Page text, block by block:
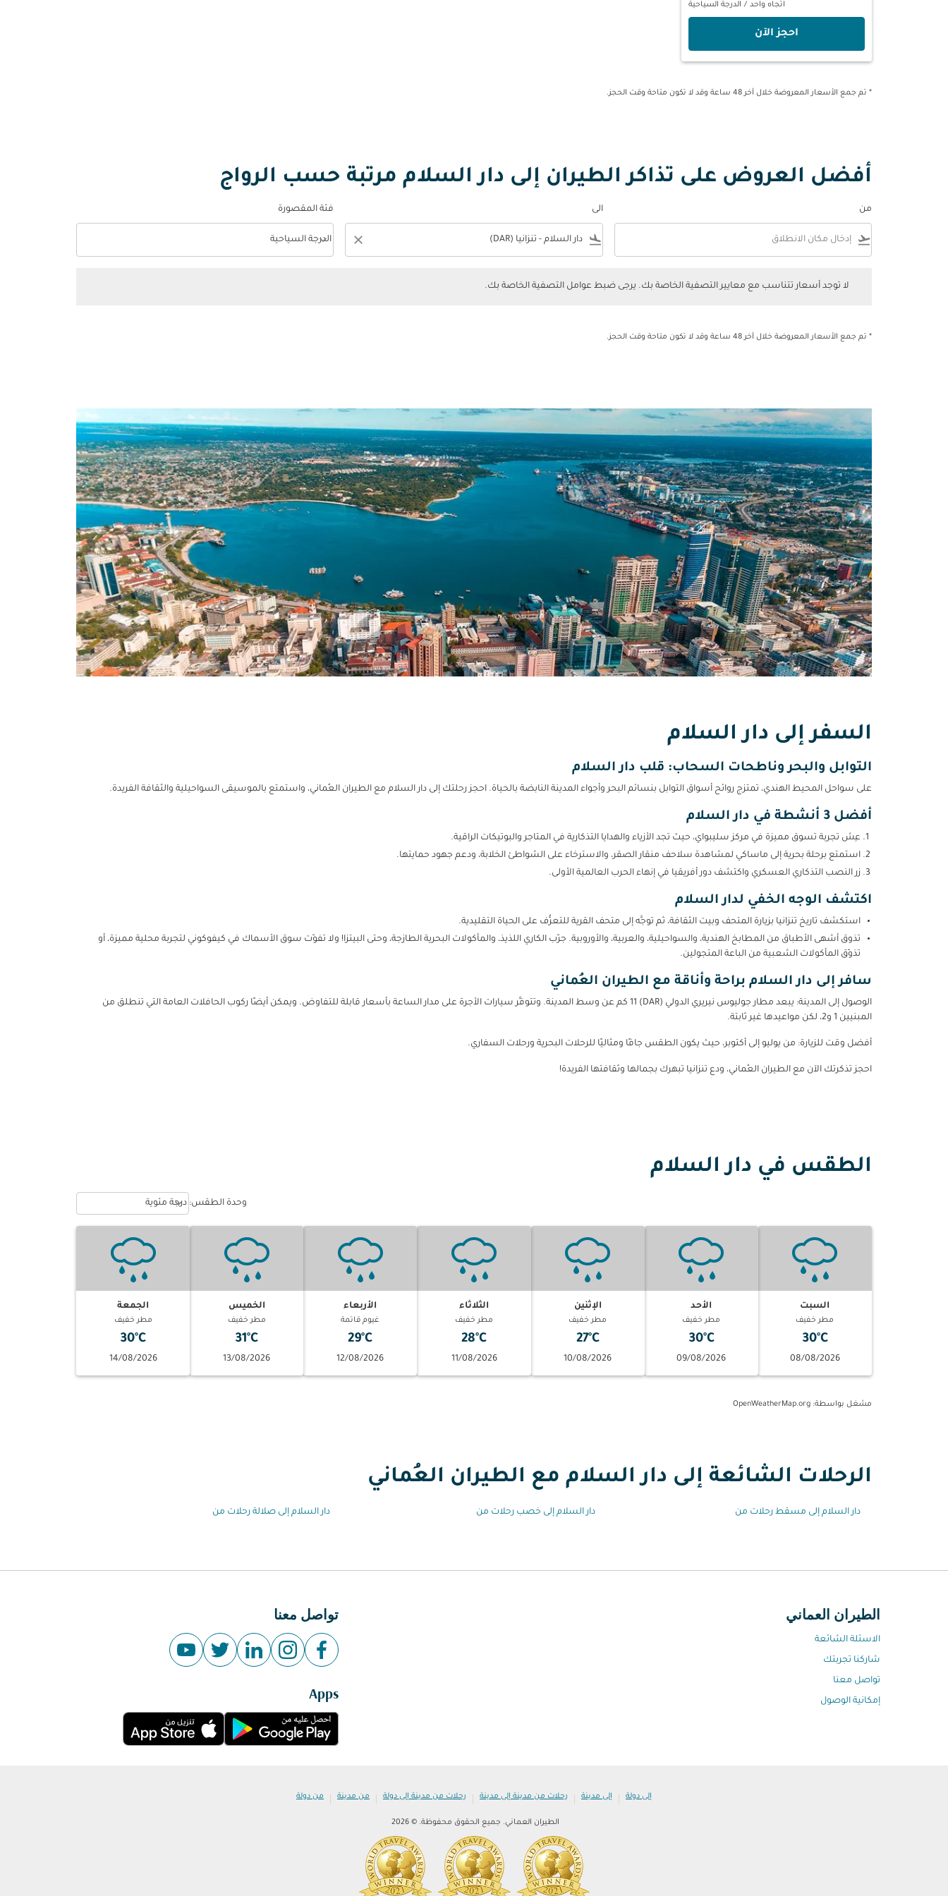
اتجاه واحد / الدرجة السياحية
‫احجز الآن‬
* تم جمع الأسعار المعروضة خلال آخر 48 ساعة وقد لا تكون متاحة وقت الحجز.
أفضل العروض على تذاكر الطيران إلى دار السلام مرتبة حسب الرواج
من
flight_takeoff
الى
flight_land
close
فئة المقصورة
فئة المقصورة option الدرجة السياحية Selected
الدرجة السياحية
keyboard_arrow_down
لا توجد أسعار تتناسب مع معايير التصفية الخاصة بك. يرجى ضبط عوامل التصفية الخاصة بك.
* تم جمع الأسعار المعروضة خلال آخر 48 ساعة وقد لا تكون متاحة وقت الحجز.
السفر إلى دار السلام
التوابل والبحر وناطحات السحاب: قلب دار السلام
على سواحل المحيط الهندي، تمتزج روائح أسواق التوابل بنسائم البحر وأجواء المدينة النابضة بالحياة. احجز رحلتك إلى دار السلام مع الطيران العُماني، واستمتع بالموسيقى السواحيلية والثقافة الفريدة.
أفضل 3 أنشطة في دار السلام
عِش تجربة تسوق مميزة في مركز سليبواي، حيث تجد الأزياء والهدايا التذكارية في المتاجر والبوتيكات الراقية.
استمتع برحلة بحرية إلى ماساكي لمشاهدة سلاحف منقار الصقر، والاسترخاء على الشواطئ الخلابة، ودعم جهود حمايتها.
زر النصب التذكاري العسكري واكتشف دور أفريقيا في إنهاء الحرب العالمية الأولى.
اكتشف الوجه الخفي لدار السلام
استكشف تاريخ تنزانيا بزيارة المتحف وبيت الثقافة، ثم توجَّه إلى متحف القرية للتعرُّف على الحياة التقليدية.
تذوق أشهى الأطباق من المطابخ الهندية، والسواحيلية، والعربية، والأوروبية. جرّب الكاري اللذيذ، والمأكولات البحرية الطازجة، وحتى البيتزا! ولا تفوّت سوق الأسماك في كيفوكوني لتجربة محلية مميزة، أو
تذوّق المأكولات الشعبية من الباعة المتجولين.
سافر إلى دار السلام براحة وأناقة مع الطيران العُماني
الوصول إلى المدينة: يبعد مطار جوليوس نيريري الدولي (DAR) 11 كم عن وسط المدينة. وتتوفَّرسيارات الأجرة على مدار الساعة بأسعار قابلة للتفاوض. ويمكن أيضًا ركوب الحافلات العامة التي تنطلق من
المبنيين 1 و2، لكن مواعيدها غير ثابتة.
أفضل وقت للزيارة: من يوليو إلى أكتوبر، حيث يكون الطقس جافًا ومثاليًا للرحلات البحرية ورحلات السفاري.
احجز تذكرتك الآن مع الطيران العُماني، ودع تنزانيا تبهرك بجمالها وثقافتها الفريدة!
الطقس في دار السلام
وحدة الطقس: Weather unit option درجة مئوية Selected
درجة مئوية
keyboard_arrow_down
السبت
مطر خفيف
30°C
08/08/2026
الأحد
مطر خفيف
30°C
09/08/2026
الإثنين
مطر خفيف
27°C
10/08/2026
الثلاثاء
مطر خفيف
28°C
11/08/2026
الأربعاء
غيوم قاتمة
29°C
12/08/2026
الخميس
مطر خفيف
31°C
13/08/2026
الجمعة
مطر خفيف
30°C
14/08/2026
مشغل بواسطة: OpenWeatherMap.org
الرحلات الشائعة إلى دار السلام مع الطيران العُماني
دار السلام إلى مسقط رحلات من دار السلام إلى خصب رحلات من دار السلام إلى صلالة رحلات من
الطيران العماني
الاسئلة الشائعة
شاركنا تجربتك
تواصل معنا
إمكانية الوصول
تواصل معنا
Apps
إلى دولة | إلى مدينة | رحلات من مدينة إلى مدينة | رحلات من مدينة إلى دولة | من مدينة | من دولة
الطيران العماني. جميع الحقوق محفوظة. © 2026